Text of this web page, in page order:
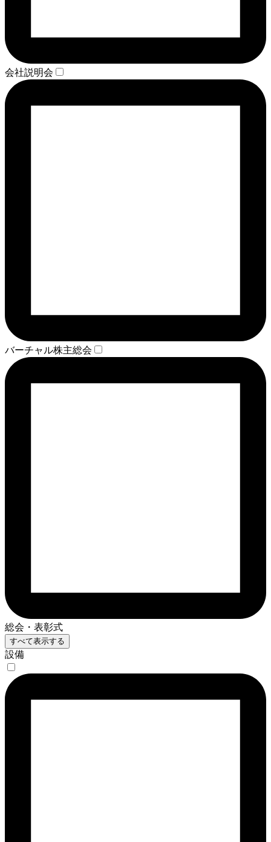
会社説明会
バーチャル株主総会
総会・表彰式
すべて表示する
設備